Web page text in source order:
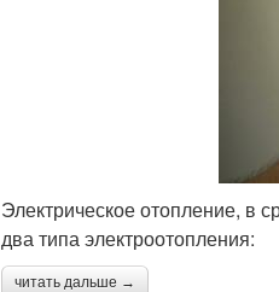
Электрическое отопление, в
два типа электроотопления:
читать дальше →